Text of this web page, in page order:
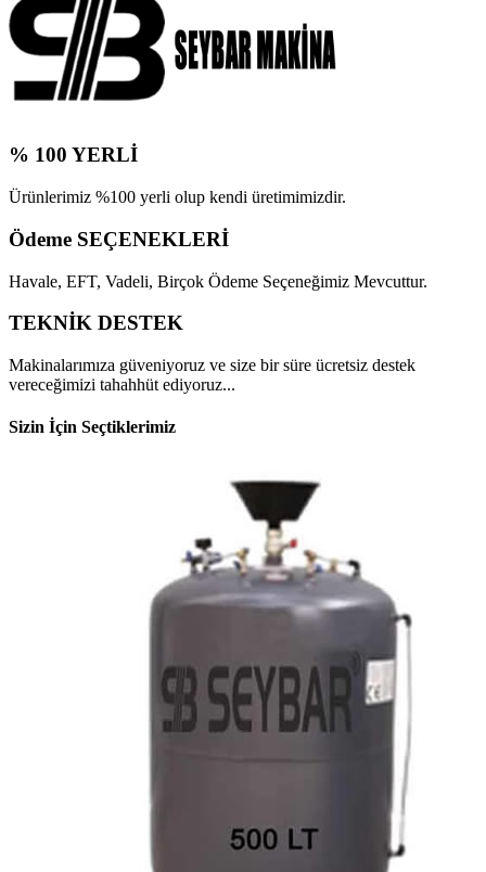
% 100 YERLİ
Ürünlerimiz %100 yerli olup kendi üretimimizdir.
Ödeme SEÇENEKLERİ
Havale, EFT, Vadeli, Birçok Ödeme Seçeneğimiz Mevcuttur.
TEKNİK DESTEK
Makinalarımıza güveniyoruz ve size bir süre ücretsiz destek
vereceğimizi tahahhüt ediyoruz...
Sizin İçin Seçtiklerimiz